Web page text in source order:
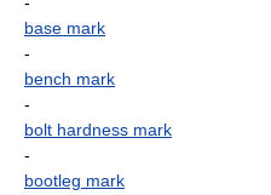
base mark
-
bench mark
-
bolt hardness mark
-
bootleg mark